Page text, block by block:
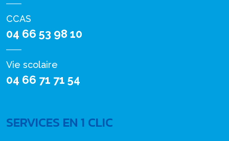
CCAS
04 66 53 98 10
Vie scolaire
04 66 71 71 54
SERVICES EN 1 CLIC